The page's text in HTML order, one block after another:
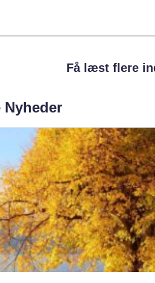
Få læst flere
Nyheder